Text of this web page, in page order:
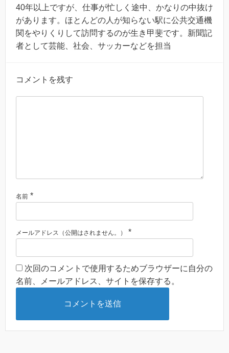
40年以上ですが、仕事が忙しく途中、かなりの中抜け
があります。ほとんどの人が知らない駅に公共交通機
関をやりくりして訪問するのが生き甲斐です。新聞記
者として芸能、社会、サッカーなどを担当
コメントを残す
名前 *
メールアドレス（公開はされません。） *
次回のコメントで使用するためブラウザーに自分の
名前、メールアドレス、サイトを保存する。